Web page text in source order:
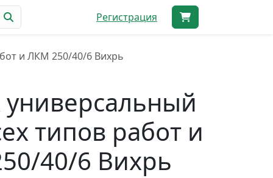
Регистрация
и ЛКМ 250/40/6 Вихрь
типов работ и
40/6 Вихрь